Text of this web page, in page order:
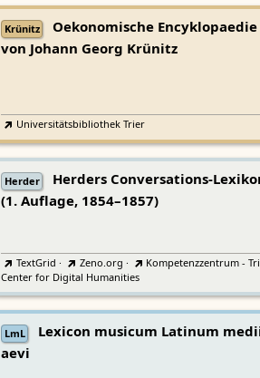
Krünitz
Oekonomische Encyklopaedie
von Johann Georg Krünitz
Universitätsbibliothek Trier
Herder
Herders Conversations-
(1. Auflage, 1854–1857)
TextGrid · Zeno.org ·
Kompetenzzentrum -
Center for Digital Humanities
LmL
Lexicon musicum Latinum
aevi